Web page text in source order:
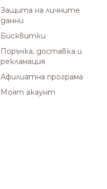
Защита на личните
данни
Бисквитки
Поръчка, доставка и
рекламация
Афилиатна програма
Моят акаунт